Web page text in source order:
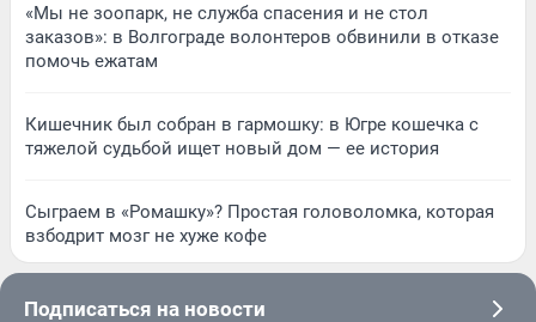
«Мы не зоопарк, не служба спасения и не стол
заказов»: в Волгограде волонтеров обвинили в отказе
помочь ежатам
Кишечник был собран в гармошку: в Югре кошечка с
тяжелой судьбой ищет новый дом — ее история
Сыграем в «Ромашку»? Простая головоломка, которая
взбодрит мозг не хуже кофе
Подписаться на новости